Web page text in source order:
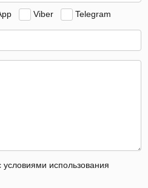
Viber Telegram
использования